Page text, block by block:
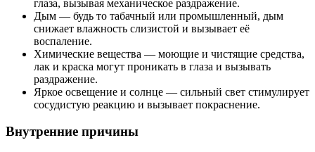
глаза, вызывая механическое раздражение.
Дым — будь то табачный или промышленный, дым
снижает влажность слизистой и вызывает её
воспаление.
Химические вещества — моющие и чистящие средства,
лак и краска могут проникать в глаза и вызывать
раздражение.
Яркое освещение и солнце — сильный свет стимулирует
сосудистую реакцию и вызывает покраснение.
Внутренние причины